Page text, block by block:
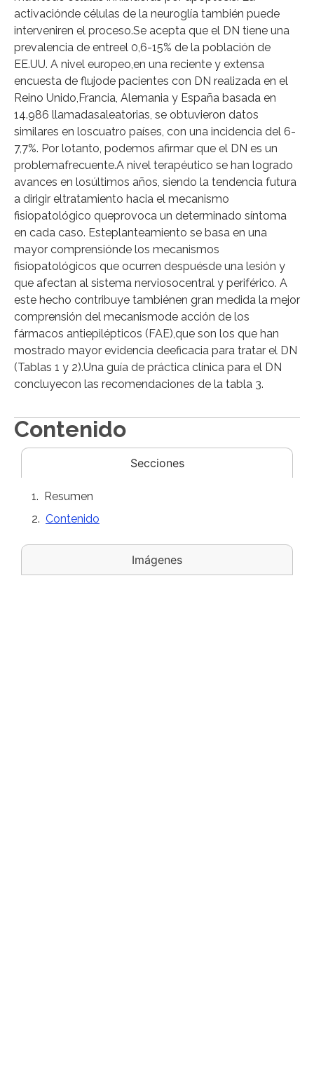
activaciónde células de la neuroglía también puede
interveniren el proceso.Se acepta que el DN tiene una
prevalencia de entreel 0,6-15% de la población de
EE.UU. A nivel europeo,en una reciente y extensa
encuesta de flujode pacientes con DN realizada en el
Reino Unido,Francia, Alemania y España basada en
14.986 llamadasaleatorias, se obtuvieron datos
similares en loscuatro países, con una incidencia del 6-
7,7%. Por lotanto, podemos afirmar que el DN es un
problemafrecuente.A nivel terapéutico se han logrado
avances en losúltimos años, siendo la tendencia futura
a dirigir eltratamiento hacia el mecanismo
fisiopatológico queprovoca un determinado síntoma
en cada caso. Esteplanteamiento se basa en una
mayor comprensiónde los mecanismos
fisiopatológicos que ocurren despuésde una lesión y
que afectan al sistema nerviosocentral y periférico. A
este hecho contribuye tambiénen gran medida la mejor
comprensión del mecanismode acción de los
fármacos antiepilépticos (FAE),que son los que han
mostrado mayor evidencia deeficacia para tratar el DN
(Tablas 1 y 2).Una guía de práctica clínica para el DN
concluyecon las recomendaciones de la tabla 3.
Contenido
Secciones
Imágenes
Resumen
Contenido